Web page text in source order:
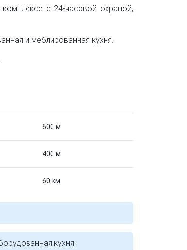
с 24-часовой охраной,
и меблированная кухня.
600 м
400 м
60 км
кухня